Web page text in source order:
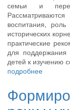
семьи и
воспитания,
исторических
практические
для поддержания
детей к изучению
подробнее